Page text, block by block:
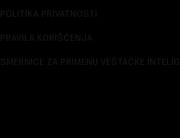
POLITIKA PRIVATNOSTI
PRAVILA KORIŠĆENJA
SMERNICE ZA PRIMENU VEŠTAČKE